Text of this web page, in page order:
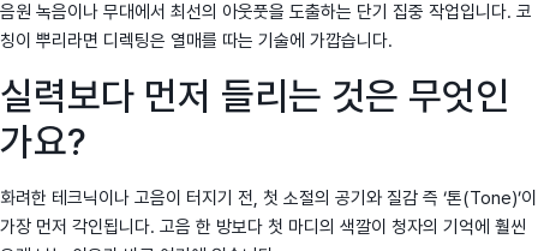
음원 녹음이나 무대에서 최선의 아웃풋을 도출하는 단기 집중 작업입니다. 코
칭이 뿌리라면 디렉팅은 열매를 따는 기술에 가깝습니다.
실력보다 먼저 들리는 것은 무엇인
가요?
화려한 테크닉이나 고음이 터지기 전, 첫 소절의 공기와 질감 즉 ‘톤(Tone)’이
가장 먼저 각인됩니다. 고음 한 방보다 첫 마디의 색깔이 청자의 기억에 훨씬